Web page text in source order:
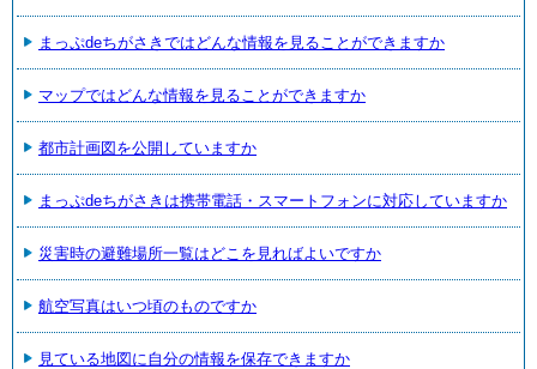
まっぷdeちがさきではどんな情報を見ることができますか
マップではどんな情報を見ることができますか
都市計画図を公開していますか
まっぷdeちがさきは携帯電話・スマートフォンに対応していますか
災害時の避難場所一覧はどこを見ればよいですか
航空写真はいつ頃のものですか
見ている地図に自分の情報を保存できますか